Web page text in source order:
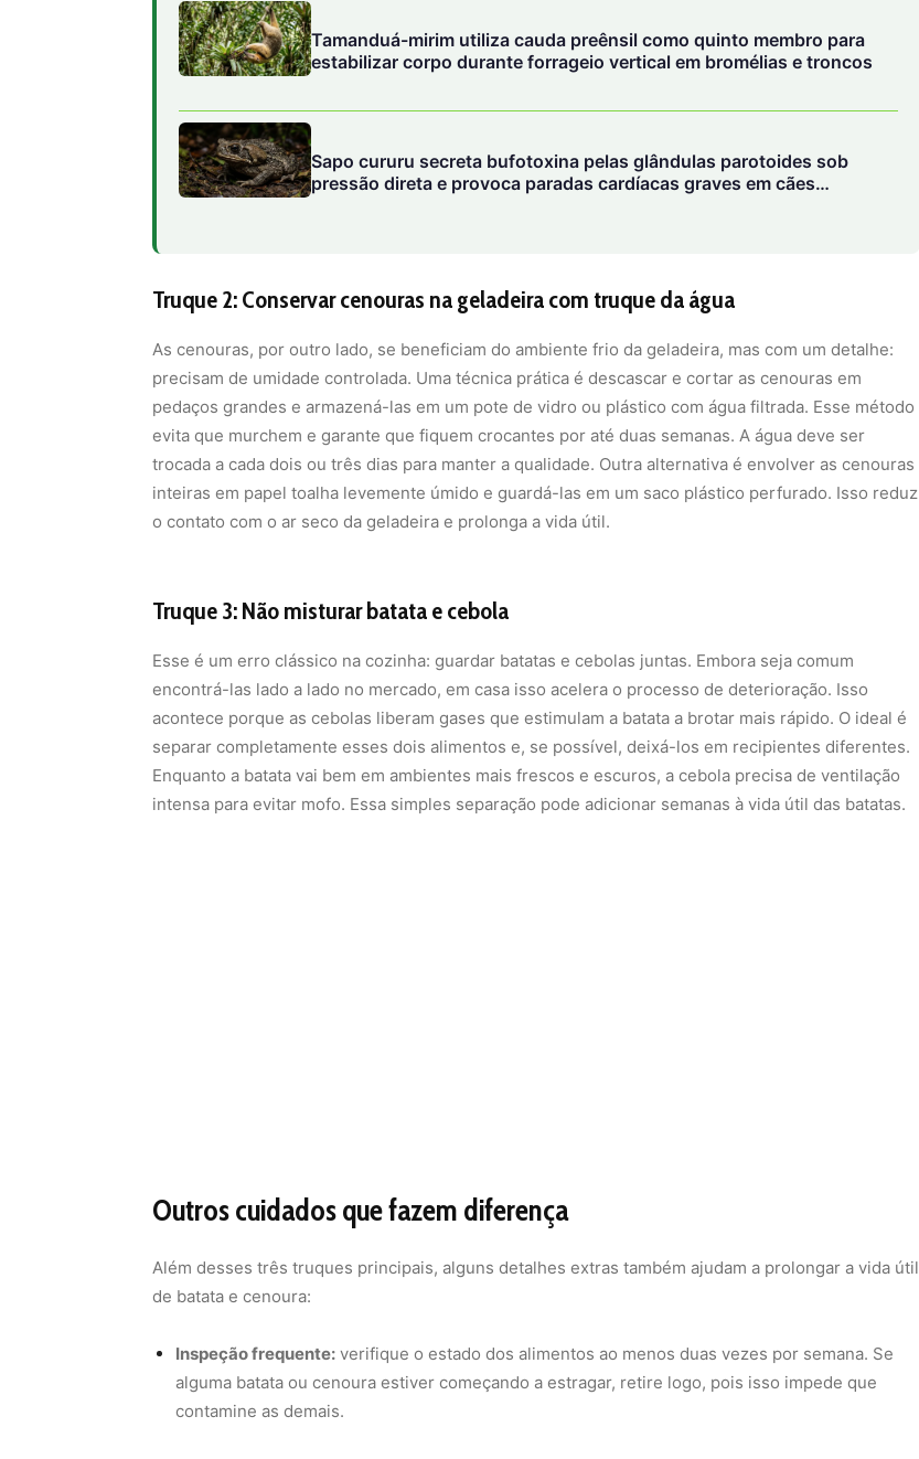
Tamanduá-mirim utiliza cauda preênsil como quinto membro para
estabilizar corpo durante forrageio vertical em bromélias e troncos
Sapo cururu secreta bufotoxina pelas glândulas parotoides sob
pressão direta e provoca paradas cardíacas graves em cães
Truque 2: Conservar cenouras na geladeira com truque da água
As cenouras, por outro lado, se beneficiam do ambiente frio da geladeira, mas com um detalhe:
precisam de umidade controlada. Uma técnica prática é descascar e cortar as cenouras em
pedaços grandes e armazená-las em um pote de vidro ou plástico com água filtrada. Esse método
evita que murchem e garante que fiquem crocantes por até duas semanas. A água deve ser
trocada a cada dois ou três dias para manter a qualidade. Outra alternativa é envolver as cenouras
inteiras em papel toalha levemente úmido e guardá-las em um saco plástico perfurado. Isso reduz
o contato com o ar seco da geladeira e prolonga a vida útil.
Truque 3: Não misturar batata e cebola
Esse é um erro clássico na cozinha: guardar batatas e cebolas juntas. Embora seja comum
encontrá-las lado a lado no mercado, em casa isso acelera o processo de deterioração. Isso
acontece porque as cebolas liberam gases que estimulam a batata a brotar mais rápido. O ideal é
separar completamente esses dois alimentos e, se possível, deixá-los em recipientes diferentes.
Enquanto a batata vai bem em ambientes mais frescos e escuros, a cebola precisa de ventilação
intensa para evitar mofo. Essa simples separação pode adicionar semanas à vida útil das batatas.
Outros cuidados que fazem diferença
Além desses três truques principais, alguns detalhes extras também ajudam a prolongar a vida útil
de batata e cenoura:
Inspeção frequente: verifique o estado dos alimentos ao menos duas vezes por semana. Se
alguma batata ou cenoura estiver começando a estragar, retire logo, pois isso impede que
contamine as demais.